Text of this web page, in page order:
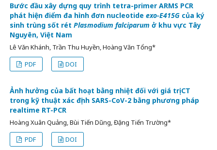
Bước đầu xây dựng quy trình tetra-primer ARMS PCR
phát hiện điểm đa hình đơn nucleotide exo-E415G của ký
sinh trùng sốt rét Plasmodium falciparum ở khu vực Tây
Nguyên, Việt Nam
Lê Văn Khánh, Trần Thu Huyền, Hoàng Văn Tổng*
PDF
DOI
Ảnh hưởng của bất hoạt bằng nhiệt đối với giá trị CT
trong kỹ thuật xác định SARS-CoV-2 bằng phương pháp
realtime RT-PCR
Hoàng Xuân Quảng, Bùi Tiến Dũng, Đặng Tiến Trường*
PDF
DOI